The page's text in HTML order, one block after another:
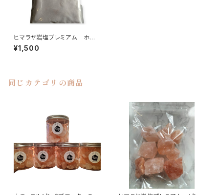
ヒマラヤ岩塩プレミアム ホワ
イトピンク〈パウダー〉1㎏
¥1,500
同じカテゴリの商品